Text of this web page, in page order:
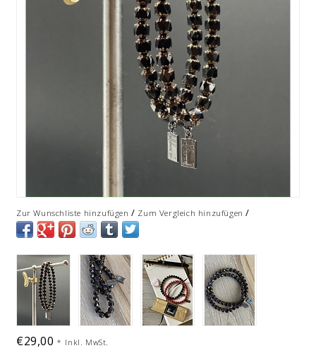
Zur Wunschliste hinzufügen / Zum Vergleich hinzufügen /
€29,00* Inkl. MwSt.